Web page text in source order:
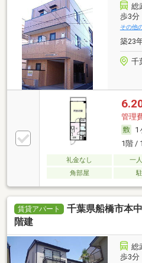
総
歩3分
その他
築23
千
管理
1
1階 /
礼金なし 一
角部屋
賃貸アパート
千葉県船橋市本
階建
総
歩3分